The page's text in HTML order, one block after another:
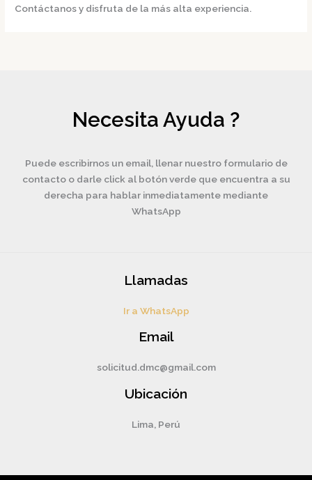
Contáctanos y disfruta de la más alta experiencia.
Necesita Ayuda ?
Puede escribirnos un email, llenar nuestro formulario de
contacto o darle click al botón verde que encuentra a su
derecha para hablar inmediatamente mediante
WhatsApp
Llamadas
Ir a WhatsApp
Email
solicitud.dmc@gmail.com
Ubicación
Lima, Perú